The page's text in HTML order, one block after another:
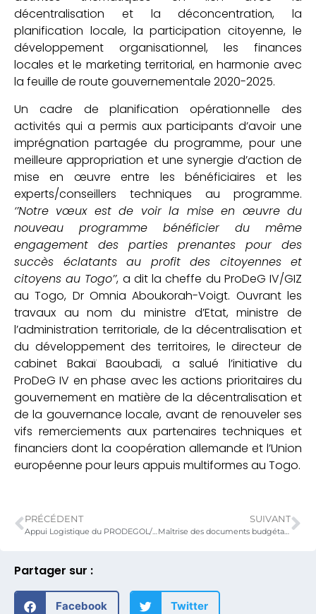
Partager sur :
Facebook Twitter
décentralisation et la déconcentration, la
planification locale, la participation citoyenne, le
développement organisationnel, les finances
locales et le marketing territorial, en harmonie avec
la feuille de route gouvernementale 2020-2025.
Un cadre de planification opérationnelle des
activités qui a permis aux participants d’avoir une
imprégnation partagée du programme, pour une
meilleure appropriation et une synergie d’action de
mise en œuvre entre les bénéficiaires et les
experts/conseillers techniques au programme.
‘’Notre vœux est de voir la mise en œuvre du
nouveau programme bénéficier du même
engagement des parties prenantes pour des
succès éclatants au profit des citoyennes et
citoyens au Togo’’, a dit la cheffe du ProDeG IV/GIZ
au Togo, Dr Omnia Aboukorah-Voigt. Ouvrant les
travaux au nom du ministre d’Etat, ministre de
l’administration territoriale, de la décentralisation et
du développement des territoires, le directeur de
cabinet Bakaï Baoubadi, a salué l’initiative du
ProDeG IV en phase avec les actions prioritaires du
gouvernement en matière de la décentralisation et
de la gouvernance locale, avant de renouveler ses
vifs remerciements aux partenaires techniques et
financiers dont la coopération allemande et l’Union
européenne pour leurs appuis multiformes au Togo.
PRÉCÉDENT
Appui Logistique du PRODEGOL/GIZ : Des matériels et équipements réceptionnés au MATDDT
SUIVANT
Maîtrise des documents budgétaires: Les responsables des programmes et actions du MATDDT formés